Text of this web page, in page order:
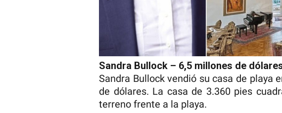
Sandra Bullock – 6,5 millones de
Sandra Bullock vendió su casa de playa
de dólares. La casa de 3.360 pies
terreno frente a la playa.